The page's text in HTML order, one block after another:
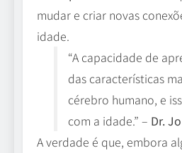
mudar e criar novas
idade.
“A capacidade de
das características
cérebro humano, e
com a idade.” – Dr. Jo
A verdade é que, embora